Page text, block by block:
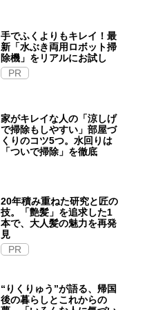
手でふくよりもキレイ！最
新「水ぶき両用ロボット掃
除機」をリアルにお試し
PR
家がキレイな人の「涼しげ
で掃除もしやすい」部屋づ
くりのコツ5つ。水回りは
「ついで掃除」を徹底
20年積み重ねた研究と匠の
技。「艶髪」を追求した1
本で、大人髪の魅力を再発
見
PR
“りくりゅう”が語る、帰国
後の暮らしとこれからの